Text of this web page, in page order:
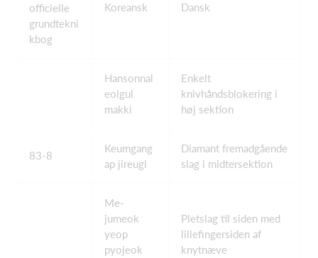
officielle
grundtekni
kbog
Koreansk Dansk
Hansonnal
eolgul
makki
Enkelt
knivhåndsblokering i
høj sektion
83-8
Keumgang
ap jireugi
Diamant fremadgående
slag i midtersektion
Me-
jumeok
yeop
pyojeok
Pletslag til siden med
lillefingersiden af
knytnæve